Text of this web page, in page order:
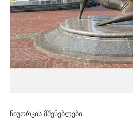
ნიუორკის მშენებლები